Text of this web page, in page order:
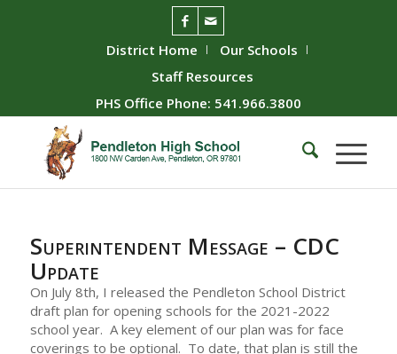
District Home
Our Schools
Staff Resources
PHS Office Phone: 541.966.3800
Superintendent Message – CDC
Update
On July 8th, I released the Pendleton School District
draft plan for opening schools for the 2021-2022
school year. A key element of our plan was for face
coverings to be optional. To date, that plan is still the